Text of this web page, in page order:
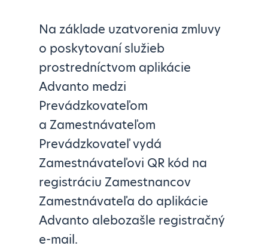
Na základe uzatvorenia zmluvy
o poskytovaní služieb
prostredníctvom aplikácie
Advanto medzi
Prevádzkovateľom
a Zamestnávateľom
Prevádzkovateľ vydá
Zamestnávateľovi QR kód na
registráciu Zamestnancov
Zamestnávateľa do aplikácie
Advanto alebozašle registračný
e-mail.